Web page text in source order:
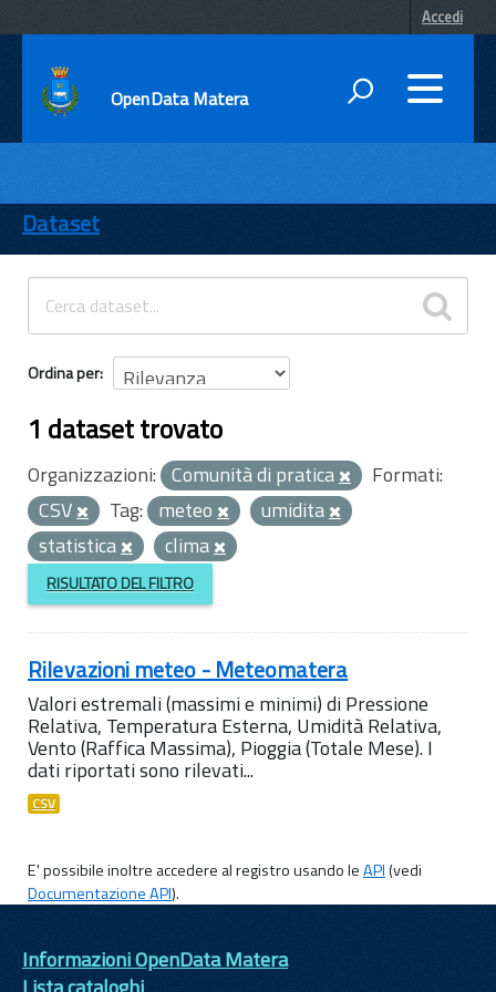
Accedi
OpenData Matera
ENTI
TEMI
INFORMAZIONI
Dataset
Ordina per
1 dataset trovato
Organizzazioni: Comunità di pratica
Formati:
CSV
Tag: meteo
umidita
statistica
clima
RISULTATO DEL FILTRO
Rilevazioni meteo - Meteomatera
Valori estremali (massimi e minimi) di Pressione
Relativa, Temperatura Esterna, Umidità Relativa,
Vento (Raffica Massima), Pioggia (Totale Mese). I
dati riportati sono rilevati...
CSV
E' possibile inoltre accedere al registro usando leAPI(vedi
Documentazione API).
Informazioni OpenData Matera